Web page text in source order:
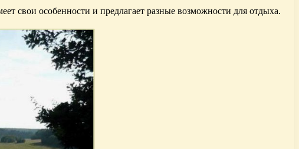
свои особенности и предлагает разные возможности для отдыха.